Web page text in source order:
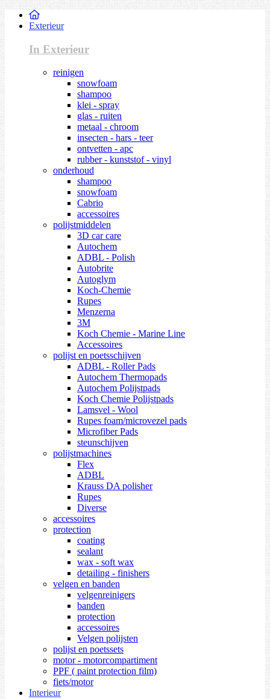
Exterieur
In Exterieur
reinigen
snowfoam
shampoo
klei - spray
glas - ruiten
metaal - chroom
insecten - hars - teer
ontvetten - apc
rubber - kunststof - vinyl
onderhoud
shampoo
snowfoam
Cabrio
accessoires
polijstmiddelen
3D car care
Autochem
ADBL - Polish
Autobrite
Autoglym
Koch-Chemie
Rupes
Menzerna
3M
Koch Chemie - Marine Line
Accessoires
polijst en poetsschijven
ADBL - Roller Pads
Autochem Thermopads
Autochem Polijstpads
Koch Chemie Polijstpads
Lamsvel - Wool
Rupes foam/microvezel pads
Microfiber Pads
steunschijven
polijstmachines
Flex
ADBL
Krauss DA polisher
Rupes
Diverse
accessoires
protection
coating
sealant
wax - soft wax
detailing - finishers
velgen en banden
velgenreinigers
banden
protection
accessoires
Velgen polijsten
polijst en poetssets
motor - motorcompartiment
PPF ( paint protection film)
fiets/motor
Interieur